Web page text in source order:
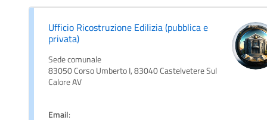
Ufficio Ricostruzione Edilizia (pubblica e
privata)
Sede comunale
83050 Corso Umberto I, 83040 Castelvetere Sul
Calore AV
Email: